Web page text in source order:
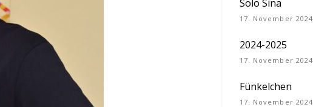
Solo Sina
17. November 2024
2024-2025
17. November 2024
Fünkelchen
17. November 2024